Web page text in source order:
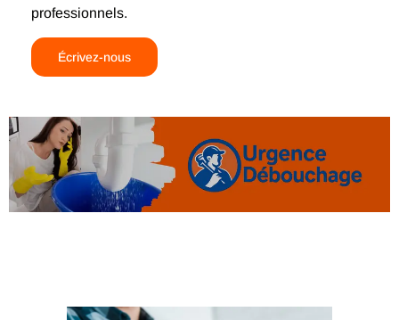
professionnels.
Écrivez-nous